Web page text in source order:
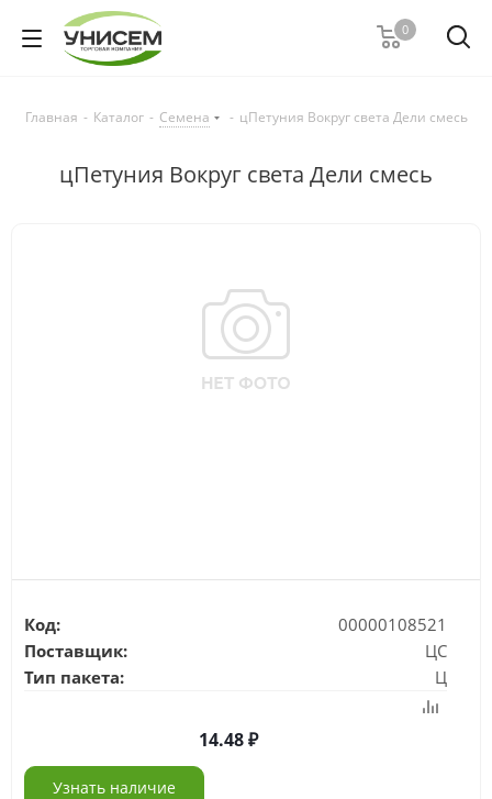
0
Главная - Каталог - Семена - цПетуния Вокруг света Дели смесь
цПетуния Вокруг света Дели смесь
Код:
00000108521
Поставщик:
ЦС
Тип пакета:
Ц
14.48
Узнать наличие